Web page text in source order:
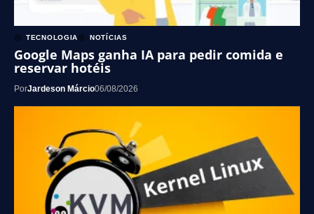
TECNOLOGIA NOTÍCIAS
Google Maps ganha IA para pedir comida e
reservar hotéis
PorJardeson Márcio06/08/2026